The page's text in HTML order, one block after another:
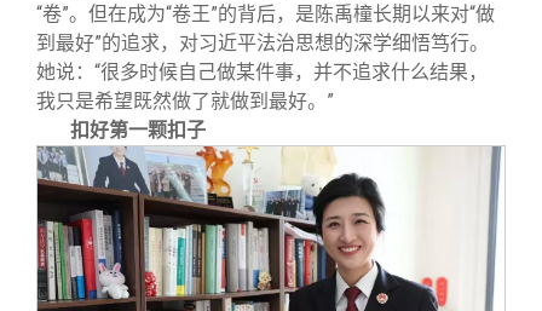
“卷”。但在成为“卷王”的背后，是陈禹橦长期以来对“做
到最好”的追求，对习近平法治思想的深学细悟笃行。
她说：“很多时候自己做某件事，并不追求什么结果，
我只是希望既然做了就做到最好。”
扣好第一颗扣子